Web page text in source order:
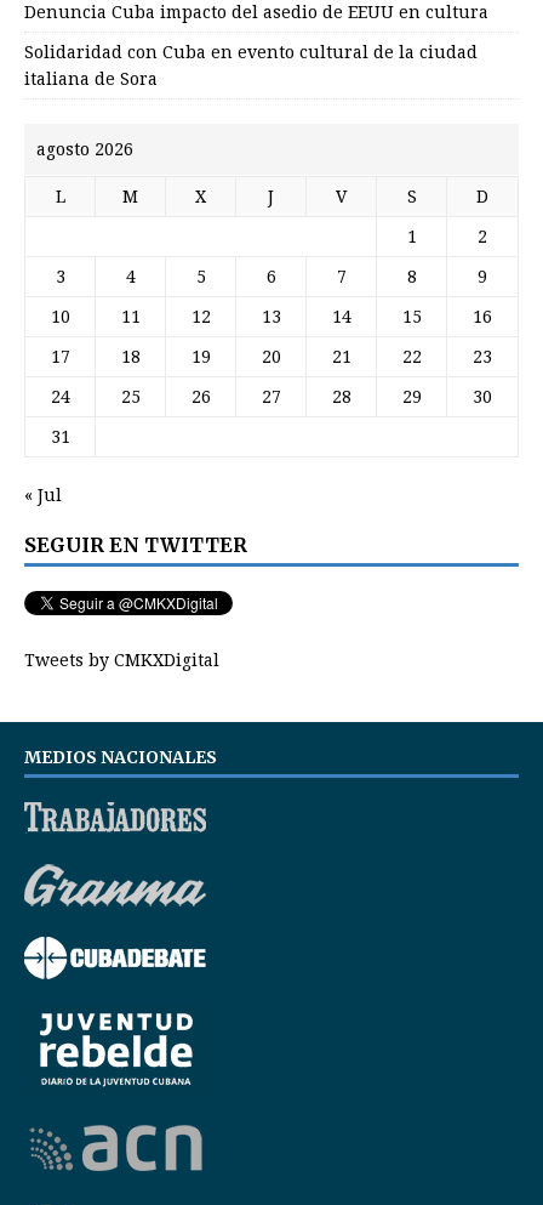
Denuncia Cuba impacto del asedio de EEUU en cultura
Solidaridad con Cuba en evento cultural de la ciudad
italiana de Sora
agosto 2026
L M X J V S D
1 2
3 4 5 6 7 8 9
10 11 12 13 14 15 16
17 18 19 20 21 22 23
24 25 26 27 28 29 30
31
« Jul
SEGUIR EN TWITTER
Tweets by CMKXDigital
MEDIOS NACIONALES